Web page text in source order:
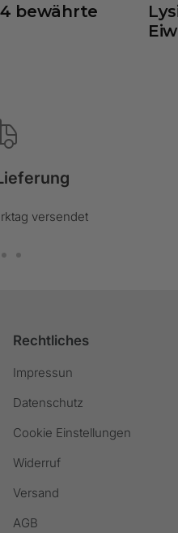
bewährte
versendet
Rechtliches
Impressun
Datenschutz
Cookie Einstellungen
Widerruf
Versand
AGB